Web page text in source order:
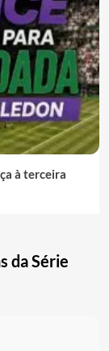
à terceira
da Série